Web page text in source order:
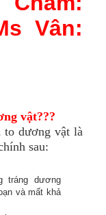
Vân:
vật???
to dương vật là
sau:
tráng dương
và mất khả